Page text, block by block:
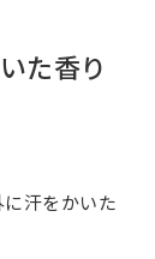
た香り
汗をかいた